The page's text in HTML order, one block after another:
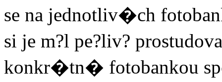
se na jednotliv�ch
si je m?l pe?liv?
konkr�tn� fotobankou